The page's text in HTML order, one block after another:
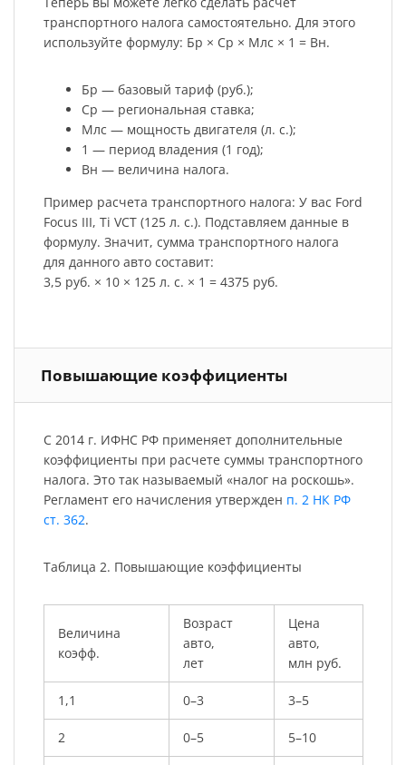
транспортного налога самостоятельно. Для этого
используйте формулу: Бр × Ср × Млс × 1 = Вн.
Бр — базовый тариф (руб.);
Ср — региональная ставка;
Млс — мощность двигателя (л. с.);
1 — период владения (1 год);
Вн — величина налога.
Пример расчета транспортного налога: У вас Ford
Focus III, Ti VCT (125 л. с.). Подставляем данные в
формулу. Значит, сумма транспортного налога
для данного авто составит:
3,5 руб. × 10 × 125 л. с. × 1 = 4375 руб.
Повышающие коэффициенты
С 2014 г. ИФНС РФ применяет дополнительные
коэффициенты при расчете суммы транспортного
налога. Это так называемый «налог на роскошь».
Регламент его начисления утвержден п. 2 НК РФ
ст. 362.
Таблица 2. Повышающие коэффициенты
Величина
коэфф.
Возраст
авто,
лет
Цена
авто,
млн руб.
1,1 0–3 3–5
2 0–5 5–10